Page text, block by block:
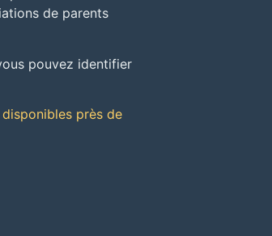
de parents
pouvez identifier
près de